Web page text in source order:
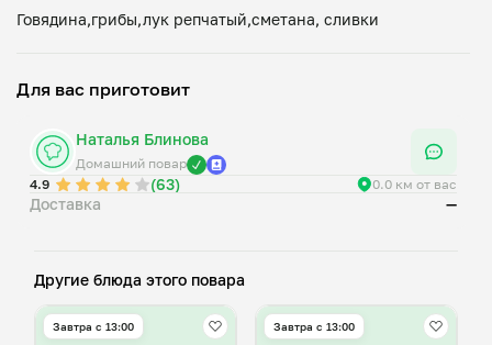
Для вас приготовит
Наталья Блинова
Домашний повар
4.9
(63) 0.0 км от вас
Доставка —
Другие блюда этого повара
Завтра c 13:00 Завтра c 13:00